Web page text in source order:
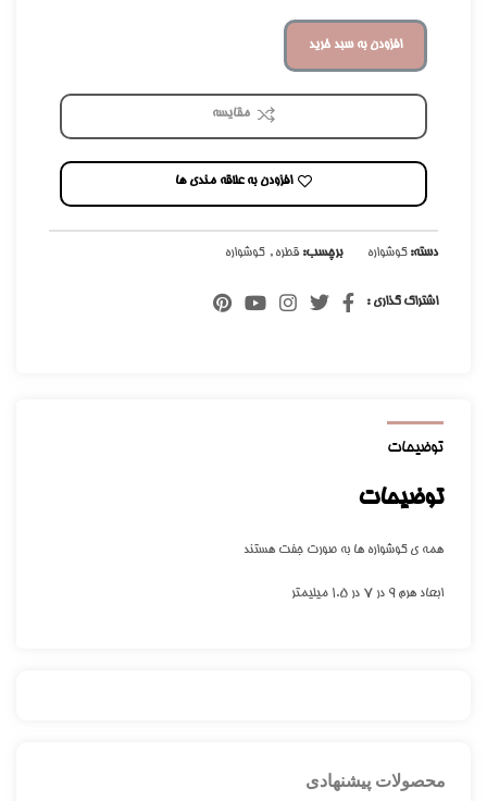
افزودن به سبد خرید
مقایسه
افزودن به علاقه مندی ها
دسته: گوشواره برچسب: قطره , گوشواره
اشتراک گذاری :
توضیحات
توضیحات
همه ی گوشواره ها به صورت جفت هستند
ابعاد هرم ۹ در ۷ در ۱.۵ میلیمتر
محصولات پیشنهادی